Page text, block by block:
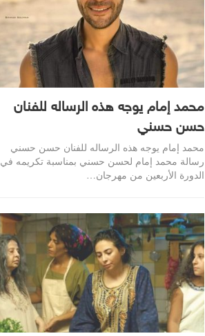
محمد إمام يوجه هذه الرساله للفنان
حسن حسني
محمد إمام يوجه هذه الرساله للفنان حسن حسني
رسالة محمد إمام لحسن حسني بمناسبة تكريمه في
الدورة الأربعين من مهرجان…